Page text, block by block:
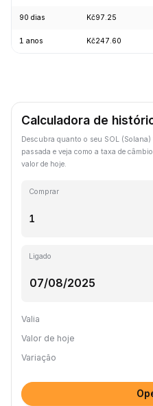
90 dias Kč97.25
1 anos Kč247.60
Calculadora de
Descubra quanto o seu SOL
passada e veja como a taxa de
valor de hoje.
Comprar
Ligado
Valia
Valor de hoje
Variação